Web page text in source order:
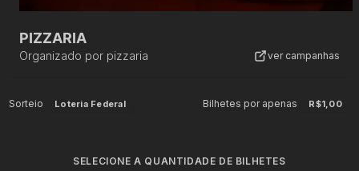
PIZZARIA
Organizado por pizzaria ver campanhas
Sorteio Loteria Federal Bilhetes por apenas R$1,00
SELECIONE A QUANTIDADE DE BILHETES